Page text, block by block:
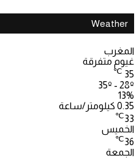
Weather
المغرب
غيوم متفرقة
35
℃
35º - 28º
13%
0.35 كيلومتر/ساعة
33
℃
الخميس
36
℃
الجمعة